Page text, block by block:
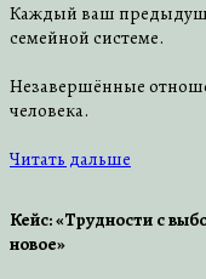
Каждый ваш
семейной системе.
Незавершённые
человека.
Читать дальше
Кейс: «Трудности с
новое»